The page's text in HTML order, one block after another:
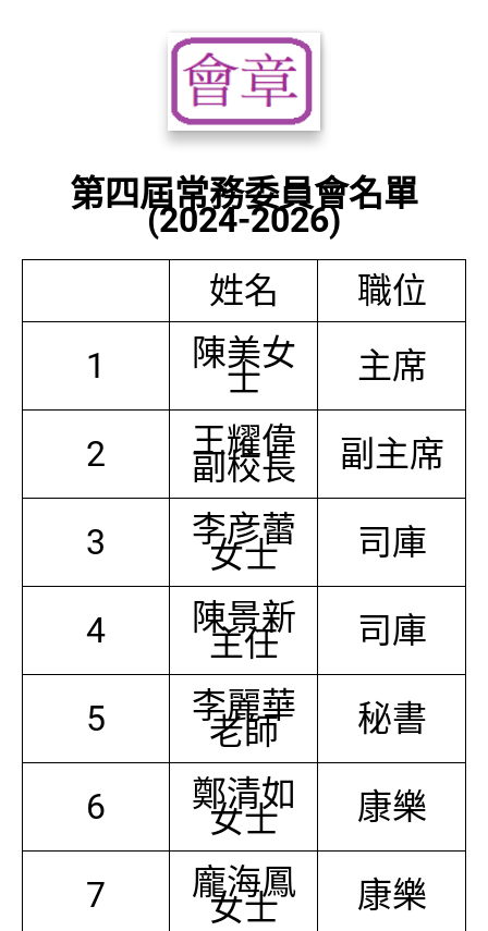
第四屆常務委員會名單
(2024-2026)
姓名
職位
1
陳美女
士 主席
2 王耀偉
副校長 副主席
3 李彦蕾
女士 司庫
4 陳景新
主任 司庫
5 李麗華
老師 秘書
6 鄭清如
女士 康樂
7 龐海鳳
女士 康樂